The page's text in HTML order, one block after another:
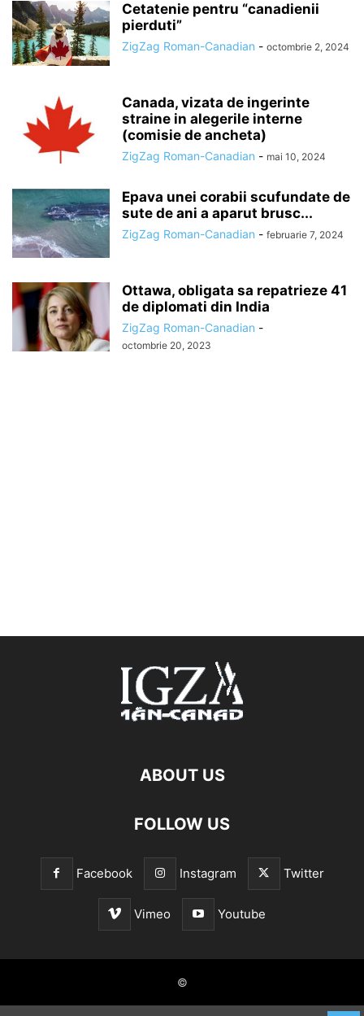
Cetatenie pentru “canadienii
pierduti”
ZigZag Roman-Canadian - octombrie 2, 2024
Canada, vizata de ingerinte
straine in alegerile interne
(comisie de ancheta)
ZigZag Roman-Canadian - mai 10, 2024
Epava unei corabii scufundate de
sute de ani a aparut brusc...
ZigZag Roman-Canadian - februarie 7, 2024
Ottawa, obligata sa repatrieze 41
de diplomati din India
ZigZag Roman-Canadian -
octombrie 20, 2023
ABOUT US
FOLLOW US
Facebook Instagram Twitter
Vimeo Youtube
©